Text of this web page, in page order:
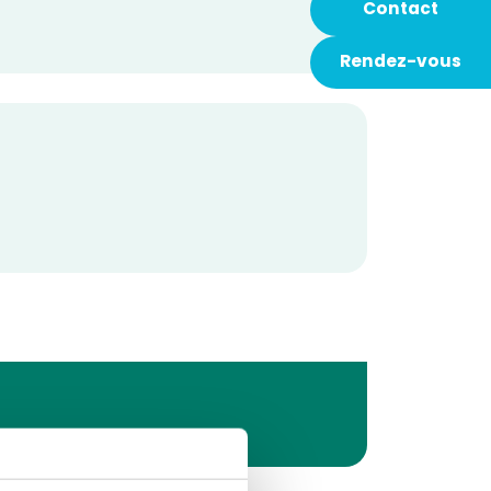
Contact
Rendez-vous